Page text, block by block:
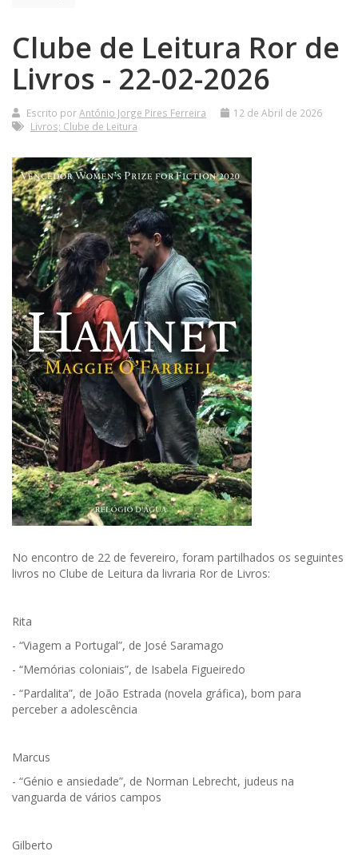
Clube de Leitura Ror de
Livros - 22-02-2026
Clube
Leitura
Ror
de
Livros
-
22-
02-
2026
Escrito porAntónio Jorge Pires Ferreira
12 de Abril de 2026
Livros; Clube de Leitura
No encontro de 22 de fevereiro, foram partilhados os seguintes
livros no Clube de Leitura da livraria Ror de Livros:
Rita
- “Viagem a Portugal”, de José Saramago
- “Memórias coloniais”, de Isabela Figueiredo
- “Pardalita”, de João Estrada (novela gráfica), bom para
perceber a adolescência
Marcus
- “Génio e ansiedade”, de Norman Lebrecht, judeus na
vanguarda de vários campos
Gilberto